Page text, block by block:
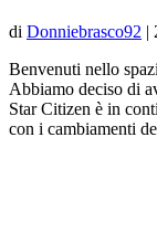
di Donniebrasco92 |
Benvenuti nello
Abbiamo deciso di
Star Citizen è in
con i cambiamenti